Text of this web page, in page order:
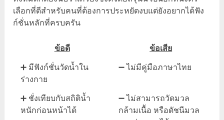
เลือกที่ดีสำหรับคนที่ต้องการประหยัดงบแต่ยังอยากได้ฟัง
ก์ชั่นหลักที่ครบครัน
ข้อดี
ข้อเสีย
➕ มีฟังก์ชั่นวัดน้ำใน
ร่างกาย
➖ ไม่มีคู่มือภาษาไทย
➕ ชั่งเทียบกับสถิติน้ำ
หนักก่อนหน้าได้
➖ ไม่สามารถวัดมวล
กล้ามเนื้อ หรือดัชนีมวล